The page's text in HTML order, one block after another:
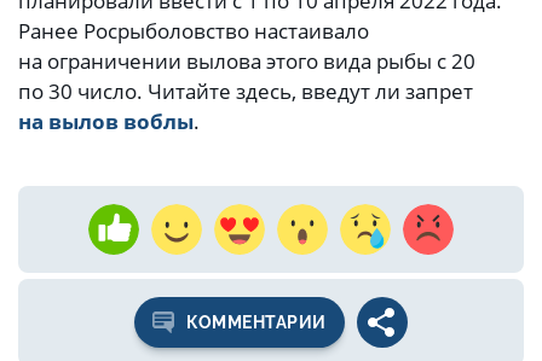
Ранее Росрыболовство настаивало
на ограничении вылова этого вида рыбы с 20
по 30 число. Читайте здесь, введут ли запрет
на вылов воблы.
КОММЕНТАРИИ